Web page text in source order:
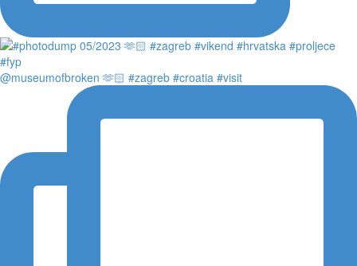
@museumofbroken 🫶🏻 #zagreb #croatia #visit